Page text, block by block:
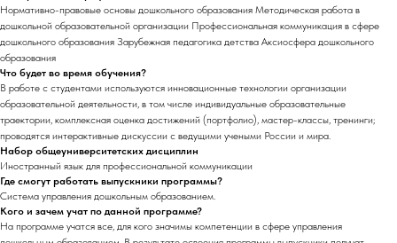
Нормативно-правовые основы дошкольного образования Методическая работа в
дошкольной образовательной организации Профессиональная коммуникация в сфере
дошкольного образования Зарубежная педагогика детства Аксиосфера дошкольного
образования
Что будет во время обучения?
В работе с студентами используются инновационные технологии организации
образовательной деятельности, в том числе индивидуальные образовательные
траектории, комплексная оценка достижений (портфолио), мастер-классы, тренинги;
проводятся интерактивные дискуссии с ведущими учеными России и мира.
Набор общеуниверситетских дисциплин
Иностранный язык для профессиональной коммуникации
Где смогут работать выпускники программы?
Система управления дошкольным образованием.
Кого и зачем учат по данной программе?
На программе учатся все, для кого значимы компетенции в сфере управления